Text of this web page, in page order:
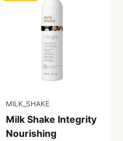
MILK_SHAKE
Milk Shake Integrity
Nourishing